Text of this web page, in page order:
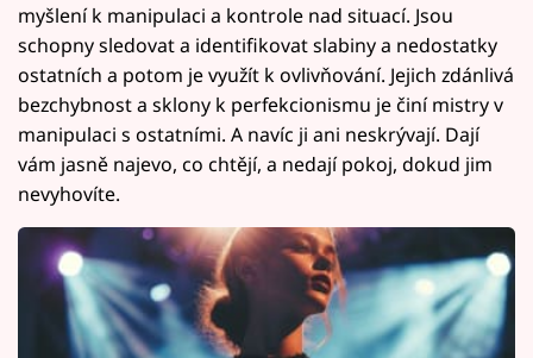
myšlení k manipulaci a kontrole nad situací. Jsou
schopny sledovat a identifikovat slabiny a nedostatky
ostatních a potom je využít k ovlivňování. Jejich zdánlivá
bezchybnost a sklony k perfekcionismu je činí mistry v
manipulaci s ostatními. A navíc ji ani neskrývají. Dají
vám jasně najevo, co chtějí, a nedají pokoj, dokud jim
nevyhovíte.